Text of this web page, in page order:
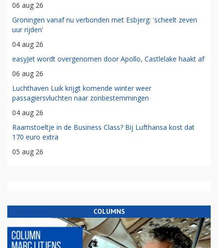
06 aug 26
Groningen vanaf nu verbonden met Esbjerg: 'scheelt zeven
uur rijden'
04 aug 26
easyJet wordt overgenomen door Apollo, Castlelake haakt af
06 aug 26
Luchthaven Luik krijgt komende winter weer
passagiersvluchten naar zonbestemmingen
04 aug 26
Raamstoeltje in de Business Class? Bij Lufthansa kost dat
170 euro extra
05 aug 26
COLUMNS